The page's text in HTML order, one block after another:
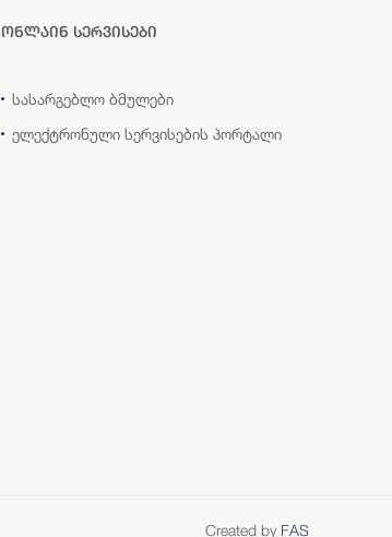
ონლაინ სერვისები
სასარგებლო ბმულები
ელექტრონული სერვისების პორტალი
Created by FAS